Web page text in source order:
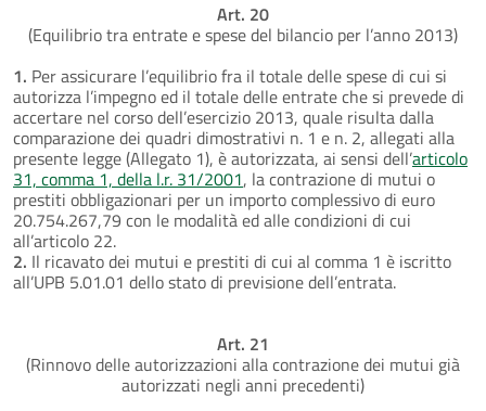
Art. 20
(Equilibrio tra entrate e spese del bilancio per l’anno 2013)
1. Per assicurare l’equilibrio fra il totale delle spese di cui si
autorizza l’impegno ed il totale delle entrate che si prevede di
accertare nel corso dell’esercizio 2013, quale risulta dalla
comparazione dei quadri dimostrativi n. 1 e n. 2, allegati alla
presente legge (Allegato 1), è autorizzata, ai sensi dell’articolo
31, comma 1, della l.r. 31/2001, la contrazione di mutui o
prestiti obbligazionari per un importo complessivo di euro
20.754.267,79 con le modalità ed alle condizioni di cui
all’articolo 22.
2. Il ricavato dei mutui e prestiti di cui al comma 1 è iscritto
all’UPB 5.01.01 dello stato di previsione dell’entrata.
Art. 21
(Rinnovo delle autorizzazioni alla contrazione dei mutui già
autorizzati negli anni precedenti)